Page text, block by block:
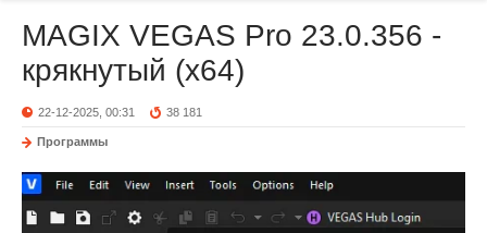
MAGIX VEGAS Pro 23.0.356 -
крякнутый (x64)
22-12-2025, 00:31 38 181
Программы